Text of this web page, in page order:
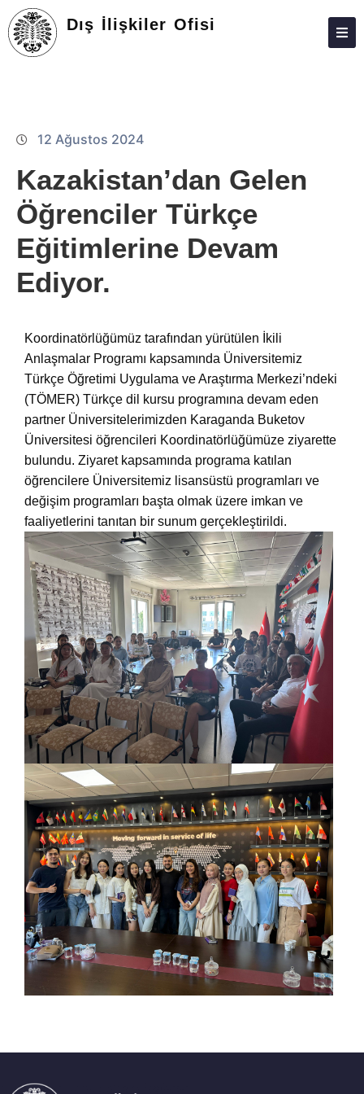
Dış İlişkiler Ofisi
12 Ağustos 2024
Kazakistan’dan Gelen
Öğrenciler Türkçe
Eğitimlerine Devam
Ediyor.
Koordinatörlüğümüz tarafından yürütülen İkili
Anlaşmalar Programı kapsamında Üniversitemiz
Türkçe Öğretimi Uygulama ve Araştırma Merkezi’ndeki
(TÖMER) Türkçe dil kursu programına devam eden
partner Üniversitelerimizden Karaganda Buketov
Üniversitesi öğrencileri Koordinatörlüğümüze ziyarette
bulundu. Ziyaret kapsamında programa katılan
öğrencilere Üniversitemiz lisansüstü programları ve
değişim programları başta olmak üzere imkan ve
faaliyetlerini tanıtan bir sunum gerçekleştirildi.